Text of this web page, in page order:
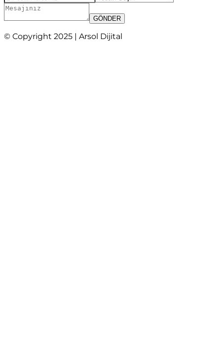
GÖNDER
© Copyright 2025 | Arsol Dijital